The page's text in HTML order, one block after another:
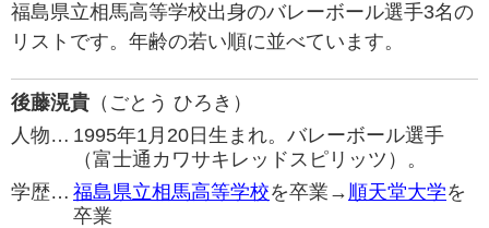
福島県立相馬高等学校出身のバレーボール選手3名の
リストです。年齢の若い順に並べています。
後藤滉貴 （ごとう ひろき）
人物… 1995年1月20日生まれ。バレーボール選手
（富士通カワサキレッドスピリッツ）。
学歴… 福島県立相馬高等学校を卒業→ 順天堂大学を
卒業